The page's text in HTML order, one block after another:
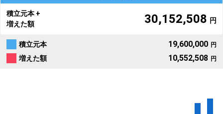
積立元本 +
増えた額
30,152,508 円
積立元本 19,600,000 円
増えた額 10,552,508 円